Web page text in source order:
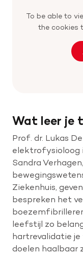
To be able to
the cookies
Wat leer je
Prof. dr. Lukas
elektrofysioloog
Sandra
Ziekenhuis,
bespreken het
leefstijl zo
hartrevalidatie
doelen haalbaar